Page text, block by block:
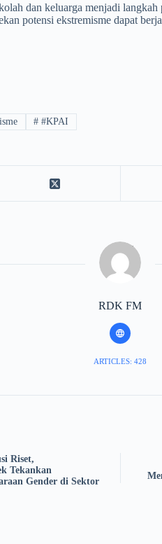
dan keluarga menjadi
potensi ekstremisme dapat
# #KPAI
RDK FM
ARTICLES: 428
Riset,
Tekankan
Gender di Sektor